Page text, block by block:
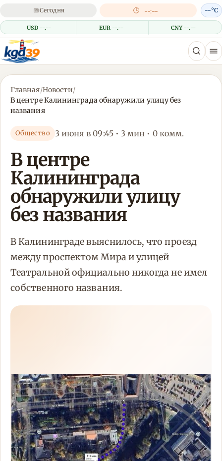
📅Сегодня 🕒 --:--
USD --.-- EUR --.-- CNY --.--
--°C
Главная/Новости/
В центре Калининграда обнаружили улицу без
названия
Общество 3 июня в 09:45 • 3 мин • 0 комм.
В центре
Калининграда
обнаружили улицу
без названия
В Калининграде выяснилось, что проезд
между проспектом Мира и улицей
Театральной официально никогда не имел
собственного названия.